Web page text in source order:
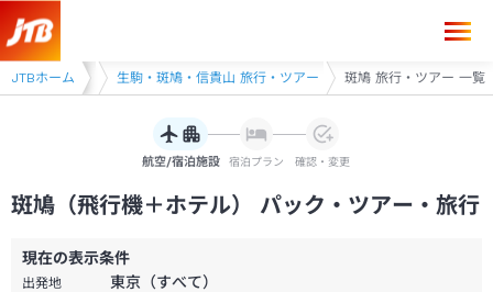
JTBホーム
旅行・ツアー 生駒・斑鳩・信貴山 旅行・ツアー 斑鳩 旅行・ツアー 一覧
航空/宿泊施設 宿泊プラン 確認・変更
斑鳩（飛行機＋ホテル） パック・ツアー・旅行
現在の表示条件
出発地 東京（すべて）